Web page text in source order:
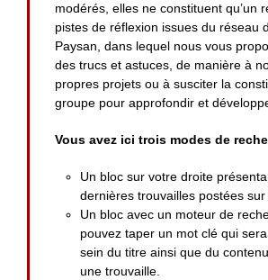
modérés, elles ne constituent qu’un
pistes de réflexion issues du réseau
Paysan, dans lequel nous vous
des trucs et astuces, de manière à
propres projets ou à susciter la
groupe pour approfondir et
Vous avez ici trois modes de
Un bloc sur votre droite
dernières trouvailles postées
Un bloc avec un moteur de
pouvez taper un mot clé qui
sein du titre ainsi que du
une trouvaille.